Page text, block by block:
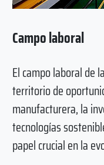
Campo laboral
El campo laboral de
territorio de
manufacturera, la
tecnologías
papel crucial en la